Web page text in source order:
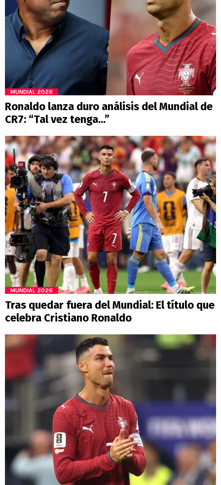
MUNDIAL 2026
Ronaldo lanza duro análisis del Mundial de
CR7: “Tal vez tenga...”
MUNDIAL 2026
Tras quedar fuera del Mundial: El título que
celebra Cristiano Ronaldo